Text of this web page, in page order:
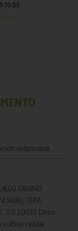
10 DS
72 h.
veterinaria
CANINO
CEPA
5.0 LOG10 Dosis
cultivo celular